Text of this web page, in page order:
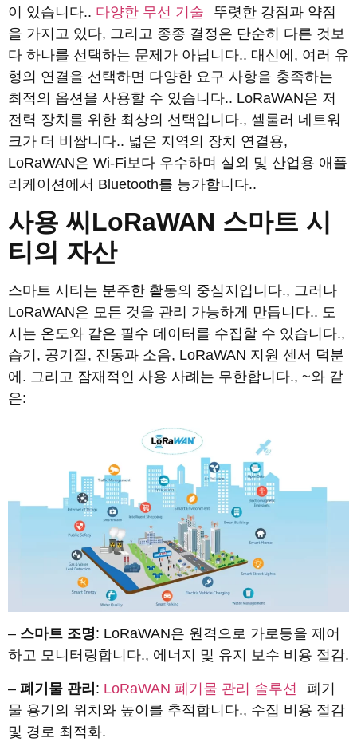
이 있습니다.. 다양한 무선 기술
뚜렷한 강점과 약점
을 가지고 있다, 그리고 종종 결정은 단순히 다른 것보
다 하나를 선택하는 문제가 아닙니다.. 대신에, 여러 유
형의 연결을 선택하면 다양한 요구 사항을 충족하는
최적의 옵션을 사용할 수 있습니다.. LoRaWAN은 저
전력 장치를 위한 최상의 선택입니다., 셀룰러 네트워
크가 더 비쌉니다.. 넓은 지역의 장치 연결용,
LoRaWAN은 Wi-Fi보다 우수하며 실외 및 산업용 애플
리케이션에서 Bluetooth를 능가합니다..
사용 씨 LoRaWAN 스마트 시
티의 자산
스마트 시티는 분주한 활동의 ​​중심지입니다., 그러나
LoRaWAN은 모든 것을 관리 가능하게 만듭니다.. 도
시는 온도와 같은 필수 데이터를 수집할 수 있습니다.,
습기, 공기질, 진동과 소음, LoRaWAN 지원 센서 덕분
에. 그리고 잠재적인 사용 사례는 무한합니다., ~와 같
은:
– 스마트 조명: LoRaWAN은 원격으로 가로등을 제어
하고 모니터링합니다., 에너지 및 유지 보수 비용 절감.
– 폐기물 관리 : LoRaWAN 폐기물 관리 솔루션
폐기
물 용기의 위치와 높이를 추적합니다., 수집 비용 절감
및 경로 최적화.